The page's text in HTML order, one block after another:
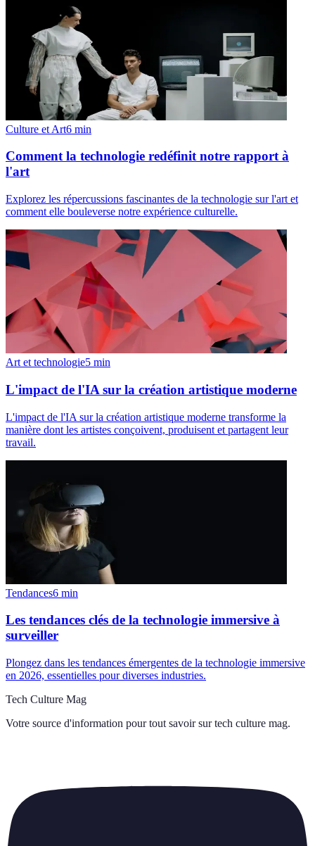
Culture et Art6 min
Comment la technologie redéfinit notre rapport à
l'art
Explorez les répercussions fascinantes de la technologie sur l'art et
comment elle bouleverse notre expérience culturelle.
Art et technologie5 min
L'impact de l'IA sur la création artistique moderne
L'impact de l'IA sur la création artistique moderne transforme la
manière dont les artistes conçoivent, produisent et partagent leur
travail.
Tendances6 min
Les tendances clés de la technologie immersive à
surveiller
Plongez dans les tendances émergentes de la technologie immersive
en 2026, essentielles pour diverses industries.
Tech Culture Mag
Votre source d'information pour tout savoir sur tech culture mag.